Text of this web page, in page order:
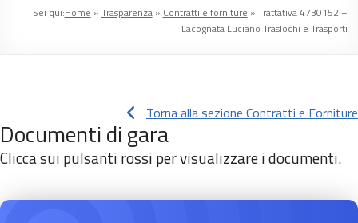
Sei qui:Home » Trasparenza» Contratti e forniture » Trattativa 4730152 –
Lacognata Luciano Traslochi e Trasporti
Torna alla sezione Contratti e Forniture
Documenti di gara
Clicca sui pulsanti rossi per visualizzare i documenti.